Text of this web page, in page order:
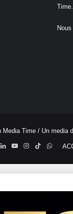
Time.
Media Time / Un media
LinkedinYouTubeInstagram
TikTok